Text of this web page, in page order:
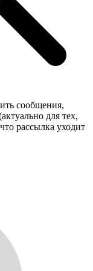
сообщения,
для тех,
рассылка уходит